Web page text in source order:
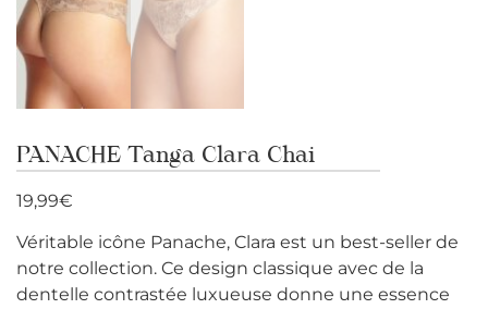
PANACHE Tanga Clara Chai
19,99€
Véritable icône Panache, Clara est un best-seller de
notre collection. Ce design classique avec de la
dentelle contrastée luxueuse donne une essence